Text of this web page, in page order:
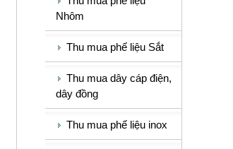
Nhôm
Thu mua phế liệu Sắt
Thu mua dây cáp điện,
dây đồng
Thu mua phế liệu inox